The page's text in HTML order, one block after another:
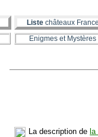
Liste châteaux France
Enigmes et Mystères
La description de